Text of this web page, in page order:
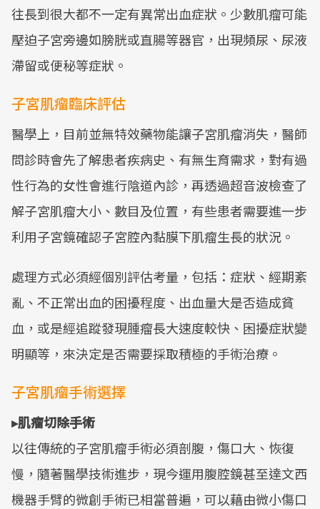
往長到很大都不一定有異常出血症狀。少數肌瘤可能
壓迫子宮旁邊如膀胱或直腸等器官，出現頻尿、尿液
滯留或便秘等症狀。
子宮肌瘤臨床評估
醫學上，目前並無特效藥物能讓子宮肌瘤消失，醫師
問診時會先了解患者疾病史、有無生育需求，對有過
性行為的女性會進行陰道內診，再透過超音波檢查了
解子宮肌瘤大小、數目及位置，有些患者需要進一步
利用子宮鏡確認子宮腔內黏膜下肌瘤生長的狀況。
處理方式必須經個別評估考量，包括：症狀、經期紊
亂、不正常出血的困擾程度、出血量大是否造成貧
血，或是經追蹤發現腫瘤長大速度較快、困擾症狀變
明顯等，來決定是否需要採取積極的手術治療。
子宮肌瘤手術選擇
▸肌瘤切除手術
以往傳統的子宮肌瘤手術必須剖腹，傷口大、恢復
慢，隨著醫學技術進步，現今運用腹腔鏡甚至達文西
機器手臂的微創手術已相當普遍，可以藉由微小傷口